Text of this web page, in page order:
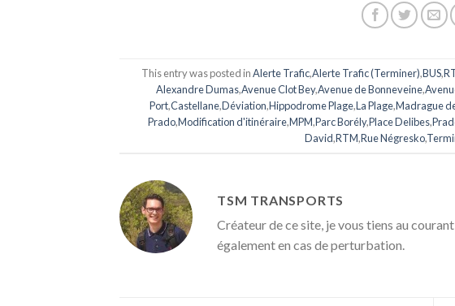
This entry was posted inAlerte Trafic,Alerte Trafic (Terminer),BUS,
Alexandre Dumas,Avenue Clot Bey,Avenue de Bonneveine,
Port,Castellane,Déviation,Hippodrome Plage,La Plage,Madrague
Prado,Modification d'itinéraire,MPM,Parc Borély,Place Delibes,
David,RTM,Rue Négresko,
TSM TRANSPORTS
Créateur de ce site, je vous tiens au
également en cas de perturbation.